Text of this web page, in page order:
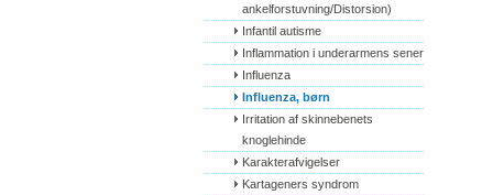
ankelforstuvning/Distorsion)
Infantil autisme
Inflammation i underarmens sener
Influenza
Influenza, børn
Irritation af skinnebenets
knoglehinde
Karakterafvigelser
Kartageners syndrom